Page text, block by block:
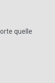
quelle